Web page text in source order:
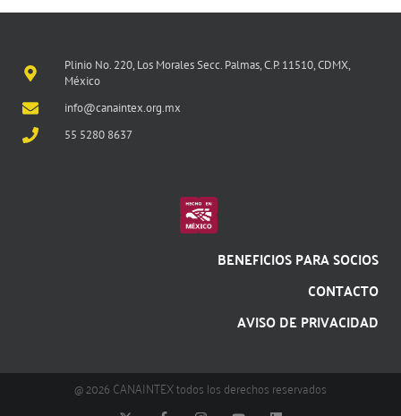
Plinio No. 220, Los Morales Secc. Palmas, C.P. 11510, CDMX,
México
info@canaintex.org.mx
55 5280 8637
BENEFICIOS PARA SOCIOS
CONTACTO
AVISO DE PRIVACIDAD
@ 2026 CANAINTEX todos los derechos reservados